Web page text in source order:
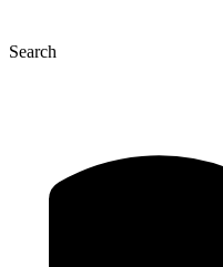
Search